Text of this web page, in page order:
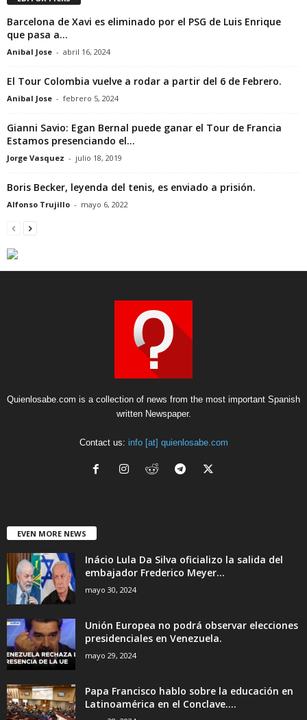
Barcelona de Xavi es eliminado por el PSG de Luis Enrique
que pasa a...
Anibal Jose - abril 16, 2024
El Tour Colombia vuelve a rodar a partir del 6 de Febrero.
Anibal Jose - febrero 5, 2024
Gianni Savio: Egan Bernal puede ganar el Tour de Francia
Estamos presenciando el...
Jorge Vasquez - julio 18, 2019
Boris Becker, leyenda del tenis, es enviado a prisión.
Alfonso Trujillo - mayo 6, 2022
Quienlosabe.com is a collection of news from the most important Spanish
written Newspaper.
Contact us: info [at] quienlosabe.com
EVEN MORE NEWS
Inácio Lula Da Silva oficializo la salida del
embajador Frederico Meyer...
mayo 30, 2024
Unión Europea no podrá observar elecciones
presidenciales en Venezuela.
mayo 29, 2024
Papa Francisco hablo sobre la educación en
Latinoamérica en el Conclave....